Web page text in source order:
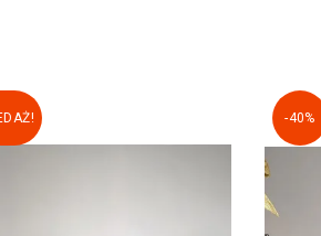
-40%